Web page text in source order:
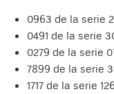
0963 de la serie
0491 de la serie
0279 de la serie
7899 de la serie
1717 de la serie 126